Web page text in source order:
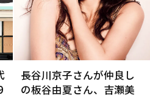
長谷川京子さんが仲良し
の板谷由夏さん、吉瀬美